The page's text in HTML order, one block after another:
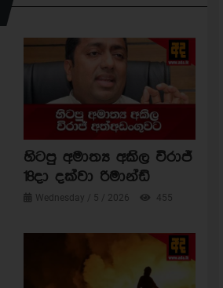
හිටපු අමාත්‍ය අකිල විරාජ්
18දා දක්වා රිමාන්ඩ්
Wednesday / 5 / 2026 455